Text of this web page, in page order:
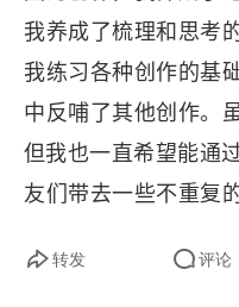
想当奶爸先辞职？
大清“哥粉”王贞仪
青铜宝器，从两江总
社交可以，“反刍”不必
名为 “柉禁”。端方也
落，一生收集的 3 千
礼器被美国传教士福
0 万两白银）收购，
馆之宝。
我养成了梳理和思考
我练习各种创作的基
中反哺了其他创作。
但我也一直希望能通
友们带去一些不重复
转发 评论